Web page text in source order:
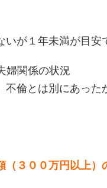
が１年未満が目安
婦関係の状況
不倫とは別にあった
（３００万円以上）